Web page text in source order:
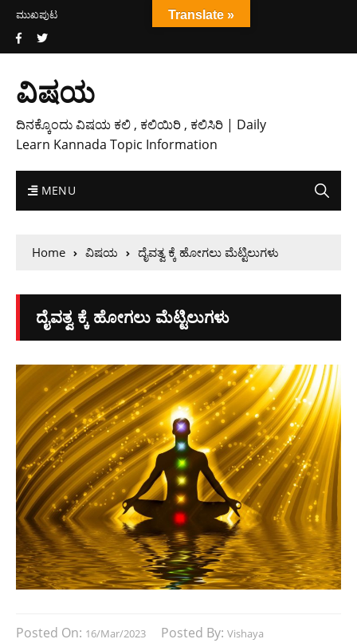
ಮುಖಪುಟ
ವಿಷಯ
ದಿನಕ್ಕೊಂದು ವಿಷಯ ಕಲಿ , ಕಲಿಯಿರಿ , ಕಲಿಸಿರಿ | Daily
Learn Kannada Topic Information
MENU
Home ವಿಷಯ ದೈವತ್ವ ಕ್ಕೆ ಹೋಗಲು ಮೆಟ್ಟಿಲುಗಳು
ದೈವತ್ವ ಕ್ಕೆ ಹೋಗಲು ಮೆಟ್ಟಿಲುಗಳು
Posted On: 16/Mar/2023 Posted By: Vishaya
Translate »